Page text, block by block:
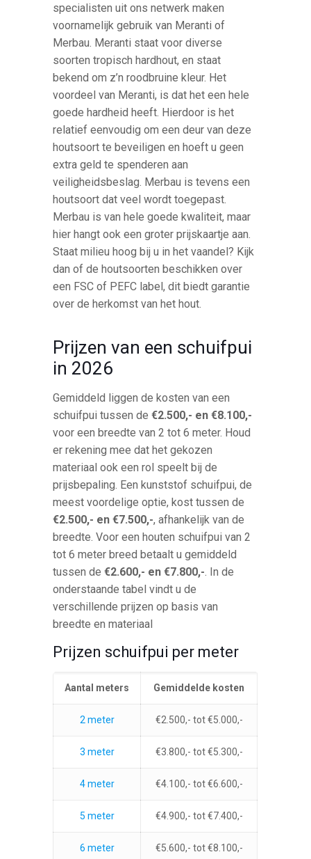
specialisten uit ons netwerk maken
voornamelijk gebruik van Meranti of
Merbau. Meranti staat voor diverse
soorten tropisch hardhout, en staat
bekend om z’n roodbruine kleur. Het
voordeel van Meranti, is dat het een hele
goede hardheid heeft. Hierdoor is het
relatief eenvoudig om een deur van deze
houtsoort te beveiligen en hoeft u geen
extra geld te spenderen aan
veiligheidsbeslag. Merbau is tevens een
houtsoort dat veel wordt toegepast.
Merbau is van hele goede kwaliteit, maar
hier hangt ook een groter prijskaartje aan.
Staat milieu hoog bij u in het vaandel? Kijk
dan of de houtsoorten beschikken over
een FSC of PEFC label, dit biedt garantie
over de herkomst van het hout.
Prijzen van een schuifpui
in 2026
Gemiddeld liggen de kosten van een
schuifpui tussen de€2.500,- en €8.100,-
voor een breedte van 2 tot 6 meter. Houd
er rekening mee dat het gekozen
materiaal ook een rol speelt bij de
prijsbepaling. Een kunststof schuifpui, de
meest voordelige optie, kost tussen de
€2.500,- en €7.500,-, afhankelijk van de
breedte. Voor een houten schuifpui van 2
tot 6 meter breed betaalt u gemiddeld
tussen de€2.600,- en €7.800,- . In de
onderstaande tabel vindt u de
verschillende prijzen op basis van
breedte en materiaal
Prijzen schuifpui per meter
Aantal meters Gemiddelde kosten
2 meter €2.500,- tot €5.000,-
3 meter €3.800,- tot €5.300,-
4 meter €4.100,- tot €6.600,-
5 meter €4.900,- tot €7.400,-
6 meter €5.600,- tot €8.100,-